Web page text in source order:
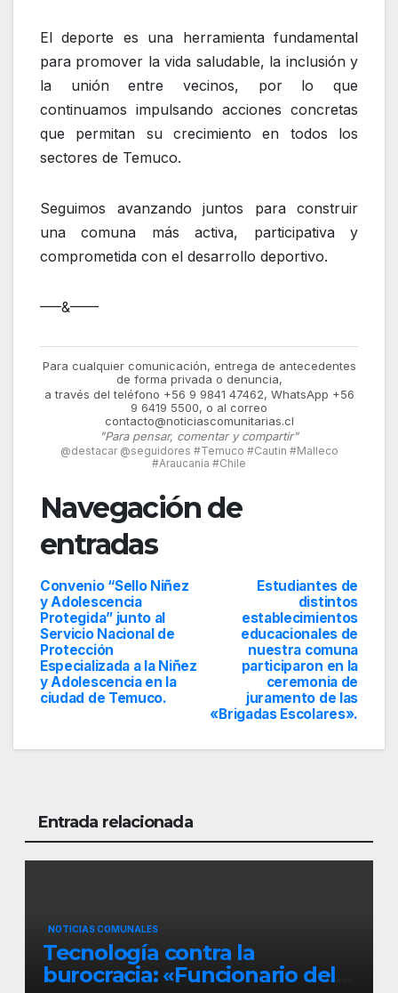
El deporte es una herramienta fundamental
para promover la vida saludable, la inclusión y
la unión entre vecinos, por lo que
continuamos impulsando acciones concretas
que permitan su crecimiento en todos los
sectores de Temuco.
Seguimos avanzando juntos para construir
una comuna más activa, participativa y
comprometida con el desarrollo deportivo.
—–&——
Para cualquier comunicación, entrega de antecedentes
de forma privada o denuncia,
a través del teléfono +56 9 9841 47462, WhatsApp +56
9 6419 5500, o al correo
contacto@noticiascomunitarias.cl
"Para pensar, comentar y compartir"
@destacar @seguidores #Temuco #Cautin #Malleco
#Araucanía #Chile
Navegación de
entradas
Estudiantes de
distintos
establecimientos
educacionales de
nuestra comuna
participaron en la
ceremonia de
juramento de las
«Brigadas Escolares».
Convenio “Sello Niñez
y Adolescencia
Protegida” junto al
Servicio Nacional de
Protección
Especializada a la Niñez
y Adolescencia en la
ciudad de Temuco.
Entrada relacionada
NOTICIAS COMUNALES
Tecnología contra la
burocracia: «Funcionario del